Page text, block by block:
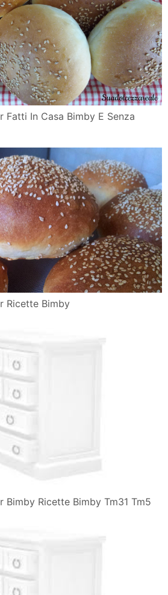
Fatti In Casa Bimby E Senza
Ricette Bimby
Bimby Ricette Bimby Tm31 Tm5